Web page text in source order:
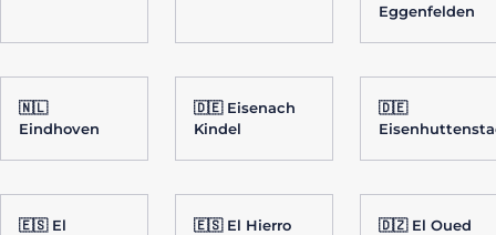
Eggenfelden
🇳🇱
Eindhoven
🇩🇪 Eisenach
Kindel
🇩🇪
🇪🇸 El
🇪🇸 El Hierro
🇩🇿 El Oued